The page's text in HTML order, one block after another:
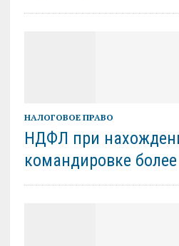
НАЛОГОВОЕ ПРАВО
НДФЛ при
командировке